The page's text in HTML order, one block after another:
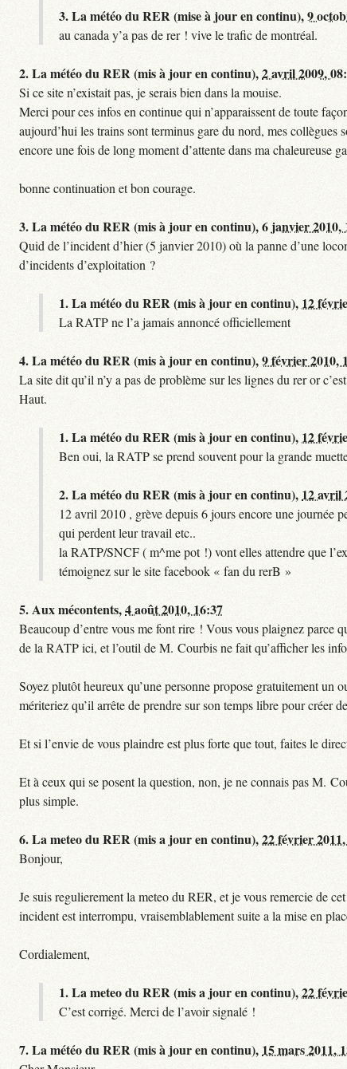
3.La météo du RER (mise à jour en continu),9
au canada y’a pas de rer ! vive le trafic de montréal.
2.La météo du RER (mis à jour en continu),2 avril 2009,
Si ce site n’existait pas, je serais bien dans la mouise.
Merci pour ces infos en continue qui n’apparaissent de toute
aujourd’hui les trains sont terminus gare du nord, mes collègues
encore une fois de long moment d’attente dans ma chaleureuse
bonne continuation et bon courage.
3.La météo du RER (mis à jour en continu),6 janvier 2010,
Quid de l’incident d’hier (5 janvier 2010) où la panne d’une
d’incidents d’exploitation ?
1.La météo du RER (mis à jour en continu), 12
La RATP ne l’a jamais annoncé officiellement
4.La météo du RER (mis à jour en continu),9 février 2010,
La site dit qu’il n’y a pas de problème sur les lignes du rer or
Haut.
1.La météo du RER (mis à jour en continu), 12
Ben oui, la RATP se prend souvent pour la grande
2.La météo du RER (mis à jour en continu), 12 avril
12 avril 2010 , grève depuis 6 jours encore une journée
qui perdent leur travail etc..
la RATP/SNCF ( m^me pot !) vont elles attendre que
témoignez sur le site facebook « fan du rerB »
5.Aux mécontents,4 août 2010, 16:37
Beaucoup d’entre vous me font rire ! Vous vous plaignez parce
de la RATP ici, et l’outil de M. Courbis ne fait qu’afficher les
Soyez plutôt heureux qu’une personne propose gratuitement un
mériteriez qu’il arrête de prendre sur son temps libre pour créer
Et si l’envie de vous plaindre est plus forte que tout, faites le
Et à ceux qui se posent la question, non, je ne connais pas M.
plus simple.
6.La meteo du RER (mis a jour en continu),22 février
Bonjour,
Je suis regulierement la meteo du RER, et je vous remercie de
incident est interrompu, vraisemblablement suite a la mise en
Cordialement,
1.La meteo du RER (mis a jour en continu),22
C’est corrigé. Merci de l’avoir signalé !
7.La météo du RER (mis à jour en continu), 15 mars 2011,